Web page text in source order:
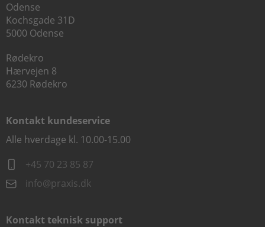
Odense
Kochsgade 31D
5000 Odense
Rødekro
Hærvejen 8
6230 Rødekro
Kontakt kundeservice
Alle hverdage kl. 10.00-15.00
+45 70 23 85 87
info@praxis.dk
Kontakt teknisk support